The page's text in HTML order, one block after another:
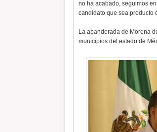
no ha acabado, seguimos
candidato que sea producto
La abanderada de Morena
municipios del estado de